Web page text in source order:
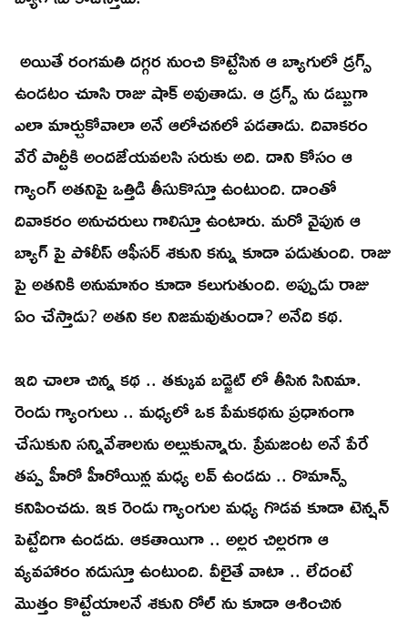
అయితే రంగమతి దగ్గర నుంచి కొట్టేసిన ఆ బ్యాగులో డ్రగ్స్
ఉండటం చూసి రాజు షాక్ అవుతాడు. ఆ డ్రగ్స్ ను డబ్బుగా
ఎలా మార్చుకోవాలా అనే ఆలోచనలో పడతాడు. దివాకరం
వేరే పార్టీకి అందజేయవలసి సరుకు అది. దాని కోసం ఆ
గ్యాంగ్ అతనిపై ఒత్తిడి తీసుకొస్తూ ఉంటుంది. దాంతో
దివాకరం అనుచరులు గాలిస్తూ ఉంటారు. మరో వైపున ఆ
బ్యాగ్ పై పోలీస్ ఆఫీసర్ శకుని కన్ను కూడా పడుతుంది. రాజు
పై అతనికి అనుమానం కూడా కలుగుతుంది. అప్పుడు రాజు
ఏం చేస్తాడు? అతని కల నిజమవుతుందా? అనేది కథ.
ఇది చాలా చిన్న కథ .. తక్కువ బడ్జెట్ లో తీసిన సినిమా.
రెండు గ్యాంగులు .. మధ్యలో ఒక పేమకథను ప్రధానంగా
చేసుకుని సన్నివేశాలను అల్లుకున్నారు. ప్రేమజంట అనే పేరే
తప్ప హీరో హీరోయిన్ల మధ్య లవ్ ఉండదు .. రొమాన్స్
కనిపించదు. ఇక రెండు గ్యాంగుల మధ్య గొడవ కూడా టెన్షన్
పెట్టేదిగా ఉండదు. ఆకతాయిగా .. అల్లర చిల్లరగా ఆ
వ్యవహారం నడుస్తూ ఉంటుంది. వీలైతే వాటా .. లేదంటే
మొత్తం కొట్టేయాలనే శకుని రోల్ ను కూడా ఆశించిన